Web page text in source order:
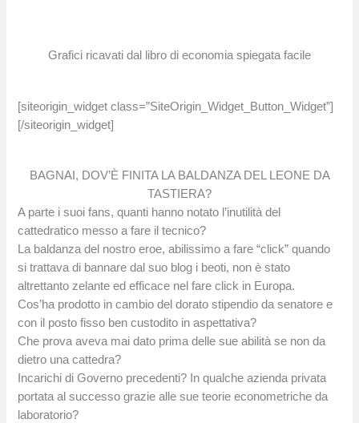
Grafici ricavati dal libro di economia spiegata facile
[siteorigin_widget class=”SiteOrigin_Widget_Button_Widget”]
[/siteorigin_widget]
BAGNAI, DOV’È FINITA LA BALDANZA DEL LEONE DA
TASTIERA?
A parte i suoi fans, quanti hanno notato l’inutilità del
cattedratico messo a fare il tecnico?
La baldanza del nostro eroe, abilissimo a fare “click” quando
si trattava di bannare dal suo blog i beoti, non è stato
altrettanto zelante ed efficace nel fare click in Europa.
Cos’ha prodotto in cambio del dorato stipendio da senatore e
con il posto fisso ben custodito in aspettativa?
Che prova aveva mai dato prima delle sue abilità se non da
dietro una cattedra?
Incarichi di Governo precedenti? In qualche azienda privata
portata al successo grazie alle sue teorie econometriche da
laboratorio?